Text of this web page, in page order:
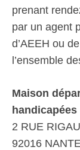
prenant
par un agent
d’AEEH ou
l’ensemble
Maison
handicapées
2 RUE
92016